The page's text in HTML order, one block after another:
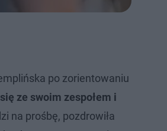
po zorientowaniu
ze swoim zespołem i
na prośbę, pozdrowiła